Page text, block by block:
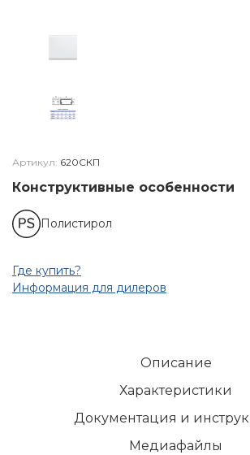
Артикул: 620СКП
Конструктивные особенности
Полистирол
Где купить?
Информация для дилеров
Описание
Характеристики
Документация и
Медиафайлы